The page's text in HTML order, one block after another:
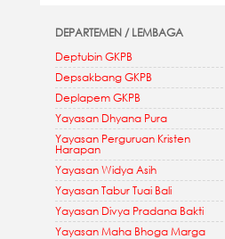
DEPARTEMEN / LEMBAGA
Deptubin GKPB
Depsakbang GKPB
Deplapem GKPB
Yayasan Dhyana Pura
Yayasan Perguruan Kristen
Harapan
Yayasan Widya Asih
Yayasan Tabur Tuai Bali
Yayasan Divya Pradana Bakti
Yayasan Maha Bhoga Marga